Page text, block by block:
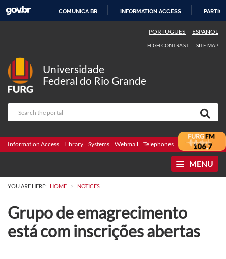
COMUNICA BR INFORMATION ACCESS
PORTUGUÊS ESPAÑOL
HIGH CONTRAST SITE MAP
Universidade
Federal do Rio Grande
Information Access Library Systems Webmail Telephones Bidding
MENU
YOU ARE HERE: HOME > NOTICES
Grupo de emagrecimento
está com inscrições abertas